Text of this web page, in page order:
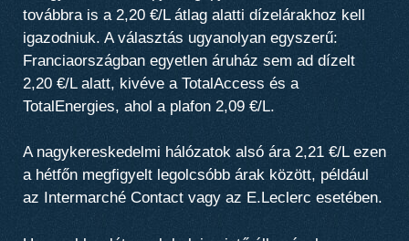
továbbra is a 2,20 €/L átlag alatti dízelárakhoz kell
igazodniuk. A választás ugyanolyan egyszerű:
Franciaországban egyetlen áruház sem ad dízelt
2,20 €/L alatt, kivéve a TotalAccess és a
TotalEnergies, ahol a plafon 2,09 €/L.
A nagykereskedelmi hálózatok alsó ára 2,21 €/L ezen
a hétfőn megfigyelt legolcsóbb árak között, például
az Intermarché Contact vagy az E.Leclerc esetében.